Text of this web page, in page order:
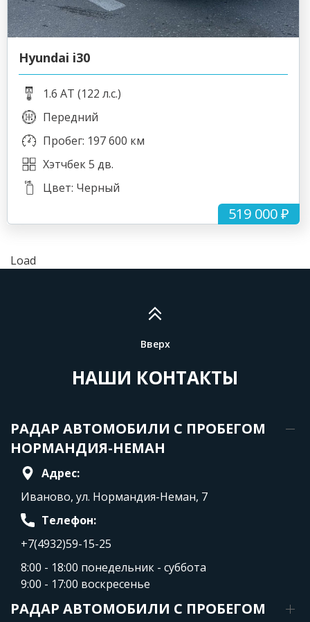
519 000 ₽
Hyundai i30
1.6 AT (122 л.с.)
Передний
Пробег: 197 600 км
Хэтчбек 5 дв.
Цвет: Черный
Load
Вверх
НАШИ КОНТАКТЫ
РАДАР АВТОМОБИЛИ С ПРОБЕГОМ
НОРМАНДИЯ-НЕМАН
Адрес:
Иваново, ул. Нормандия-Неман, 7
Телефон:
+7(4932)59-15-25
8:00 - 18:00 понедельник - суббота
9:00 - 17:00 воскресенье
РАДАР АВТОМОБИЛИ С ПРОБЕГОМ